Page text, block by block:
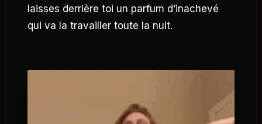
laisses derrière toi un parfum d’inachevé
qui va la travailler toute la nuit.